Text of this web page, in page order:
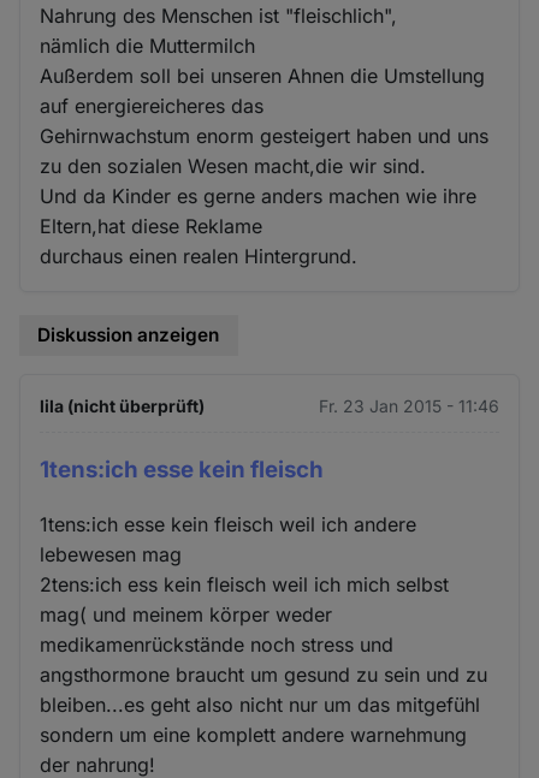
Nahrung des Menschen ist "fleischlich",
nämlich die Muttermilch
Außerdem soll bei unseren Ahnen die Umstellung
auf energiereicheres das
Gehirnwachstum enorm gesteigert haben und uns
zu den sozialen Wesen macht,die wir sind.
Und da Kinder es gerne anders machen wie ihre
Eltern,hat diese Reklame
durchaus einen realen Hintergrund.
Diskussion anzeigen
lila (nicht überprüft) Fr. 23 Jan 2015 - 11:46
1tens:ich esse kein fleisch
1tens:ich esse kein fleisch weil ich andere
lebewesen mag
2tens:ich ess kein fleisch weil ich mich selbst
mag( und meinem körper weder
medikamenrückstände noch stress und
angsthormone braucht um gesund zu sein und zu
bleiben...es geht also nicht nur um das mitgefühl
sondern um eine komplett andere warnehmung
der nahrung!